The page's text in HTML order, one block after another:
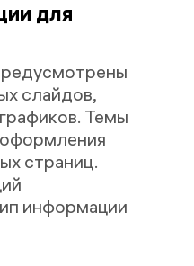
для
слайдов,
Темы
страниц.
информации